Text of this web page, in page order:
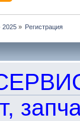
2025» Регистрация